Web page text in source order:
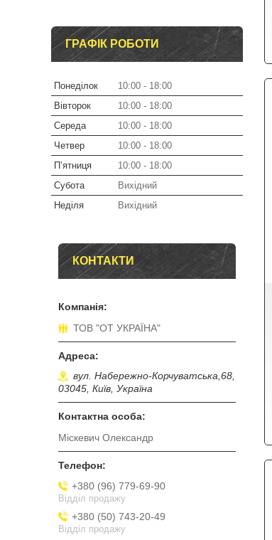
ГРАФІК РОБОТИ
Понеділок 10:00
18:00
Вівторок
10:00
18:00
Середа
10:00
18:00
Четвер
10:00
18:00
Пʼятниця
10:00
18:00
Субота
Вихідний
Неділя
Вихідний
КОНТАКТИ
ТОВ "ОТ УКРАЇНА"
вул. Набережно-Корчуватська,68,
03045, Київ, Україна
Міскевич Олександр
+380 (96) 779-69-90
Відділ продажу
+380 (50) 743-20-49
Відділ продажу